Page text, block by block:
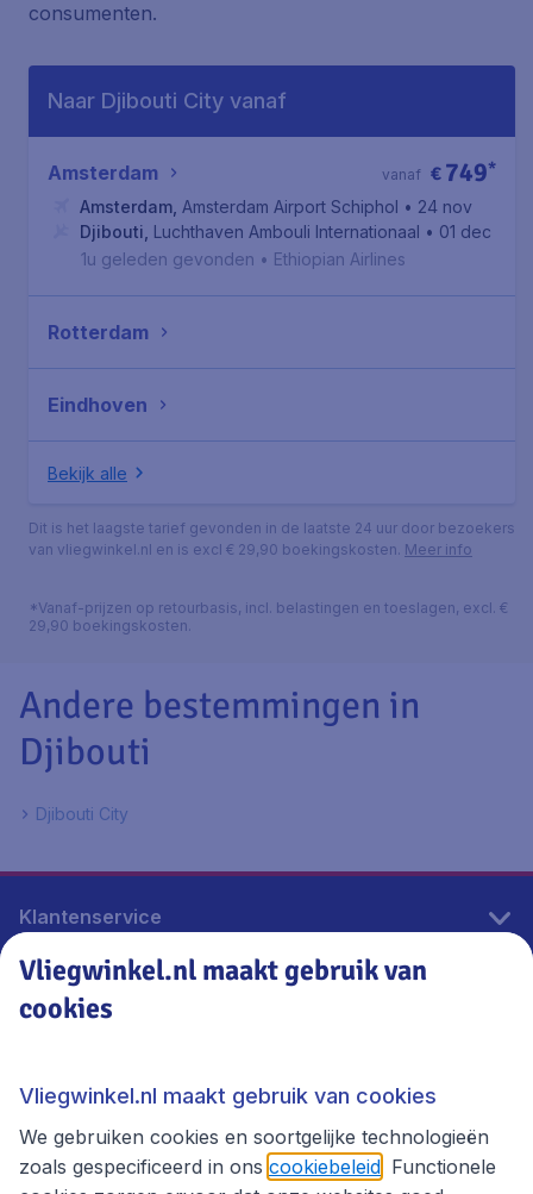
consumenten.
Naar Djibouti City vanaf
Amsterdam € 749*
vanaf
Amsterdam Amsterdam Airport Schiphol • 24 nov
Djibouti Luchthaven Ambouli Internationaal • 01 dec
1u geleden gevonden • Ethiopian Airlines
Rotterdam
Eindhoven
Bekijk alle
Dit is het laagste tarief gevonden in de laatste 24 uur door bezoekers
van vliegwinkel.nl en is excl € 29,90 boekingskosten. Meer info
*Vanaf-prijzen op retourbasis, incl. belastingen en toeslagen, excl. €
29,90 boekingskosten.
Andere bestemmingen in
Djibouti
Djibouti City
Klantenservice
Vliegwinkel.nl
Thema's
Vliegwinkel.nl maakt gebruik van
cookies
Vliegwinkel.nl maakt gebruik van cookies
We gebruiken cookies en soortgelijke technologieën
zoals gespecificeerd in ons cookiebeleid . Functionele